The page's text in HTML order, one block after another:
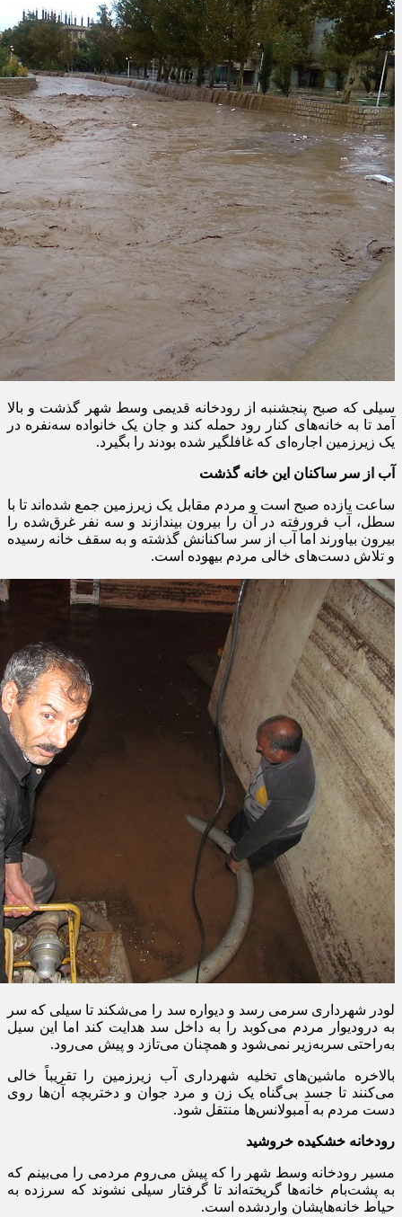
سیلی که صبح پنجشنبه از رودخانه قدیمی وسط شهر گذشت و بالا
آمد تا به خانه‌های کنار رود حمله کند و جان یک خانواده سه‌نفره در
یک زیرزمین اجاره‌ای که غافلگیر شده بودند را بگیرد.
آب از سر ساکنان این خانه گذشت
ساعت یازده صبح است و مردم مقابل یک زیرزمین جمع شده‌اند تا با
سطل، آب فرورفته در آن را بیرون بیندازند و سه نفر غرق‌شده را
بیرون بیاورند اما آب از سر ساکنانش گذشته و به سقف خانه رسیده
و تلاش دست‌های خالی مردم بیهوده است.
لودر شهرداری سرمی رسد و دیواره سد را می‌شکند تا سیلی که سر
به درودیوار مردم می‌کوبد را به داخل سد هدایت کند اما این سیل
به‌راحتی سربه‌زیر نمی‌شود و همچنان می‌تازد و پیش می‌رود.
بالاخره ماشین‌های تخلیه شهرداری آب زیرزمین را تقریباً خالی
می‌کنند تا جسد بی‌گناه یک زن و مرد جوان و دختربچه آن‌ها روی
دست مردم به آمبولانس‌ها منتقل شود.
رودخانه خشکیده خروشید
مسیر رودخانه وسط شهر را که پیش می‌روم مردمی را می‌بینم که
به پشت‌بام خانه‌ها گریخته‌اند تا گرفتار سیلی نشوند که سرزده به
حیاط خانه‌هایشان واردشده است.